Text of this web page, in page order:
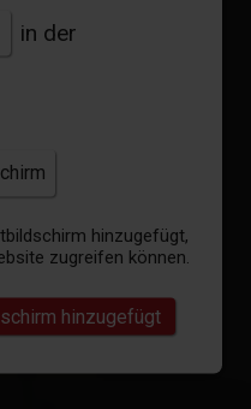
in der
hinzugefügt,
zugreifen können.
hinzugefügt